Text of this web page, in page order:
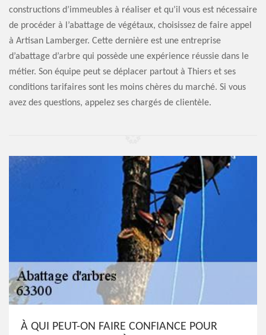
constructions d’immeubles à réaliser et qu’il vous est nécessaire
de procéder à l’abattage de végétaux, choisissez de faire appel
à Artisan Lamberger. Cette dernière est une entreprise
d’abattage d’arbre qui possède une expérience réussie dans le
métier. Son équipe peut se déplacer partout à Thiers et ses
conditions tarifaires sont les moins chères du marché. Si vous
avez des questions, appelez ses chargés de clientèle.
À QUI PEUT-ON FAIRE CONFIANCE POUR